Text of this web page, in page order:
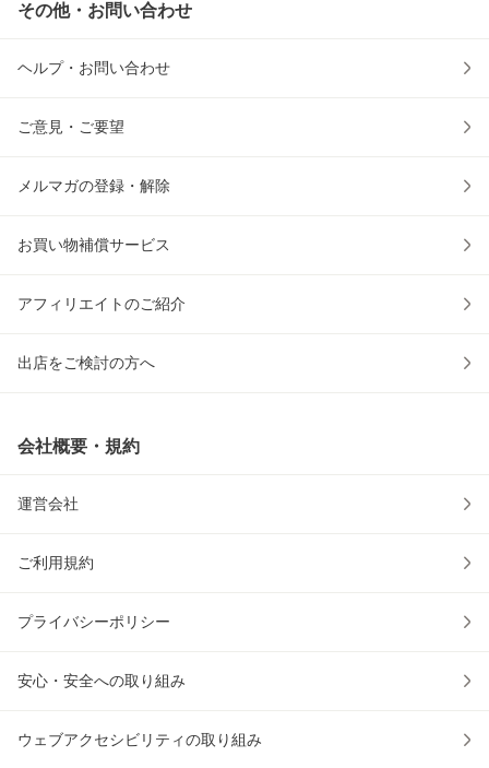
その他・お問い合わせ
ヘルプ・お問い合わせ
ご意見・ご要望
メルマガの登録・解除
お買い物補償サービス
アフィリエイトのご紹介
出店をご検討の方へ
会社概要・規約
運営会社
ご利用規約
プライバシーポリシー
安心・安全への取り組み
ウェブアクセシビリティの取り組み